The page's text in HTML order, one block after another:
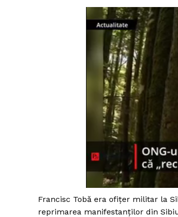
Francisc Tobă era ofițer militar la
reprimarea manifestanților din